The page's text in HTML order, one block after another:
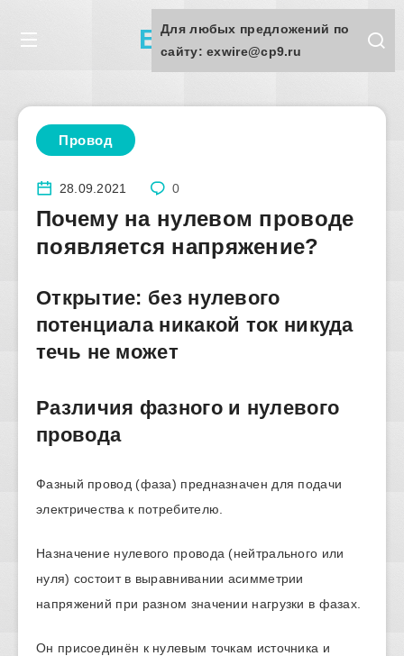
Exwire.ru
Провод
28.09.2021 0
Почему на нулевом проводе
появляется напряжение?
Открытие: без нулевого
потенциала никакой ток никуда
течь не может
Различия фазного и нулевого
провода
Фазный провод (фаза) предназначен для подачи
электричества к потребителю.
Назначение нулевого провода (нейтрального или
нуля) состоит в выравнивании асимметрии
напряжений при разном значении нагрузки в фазах.
Он присоединён к нулевым точкам источника и
Для любых предложений по
сайту: exwire@cp9.ru